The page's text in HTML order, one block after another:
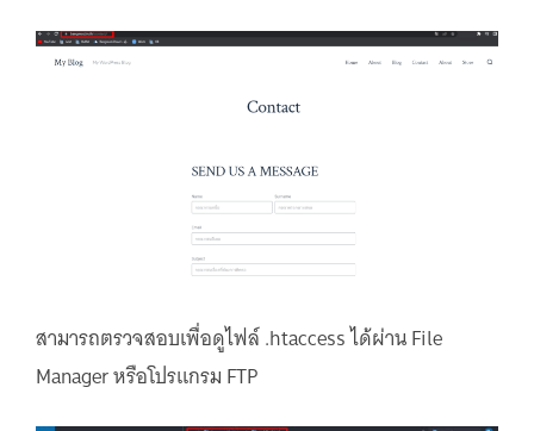
สามารถตรวจสอบเพื่อดูไฟล์ .htaccess ได้ผ่าน File
Manager หรือโปรแกรม FTP